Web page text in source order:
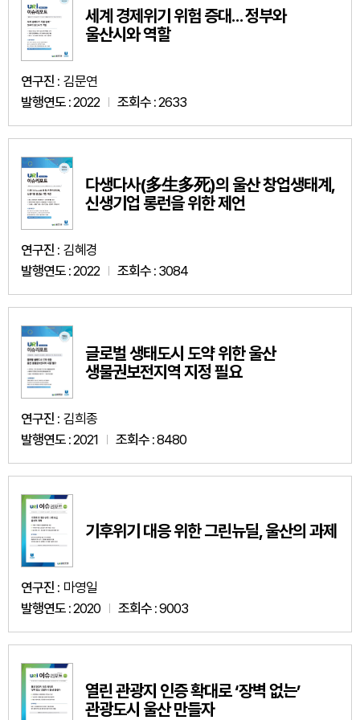
세계 경제위기 위험 증대… 정부와
울산시와 역할
연구진 : 김문연
발행연도 :2022 조회수 :2633
다생다사(多生多死)의 울산 창업생태계,
신생기업 롱런을 위한 제언
연구진 : 김혜경
발행연도 :2022 조회수 : 3084
글로벌 생태도시 도약 위한 울산
생물권보전지역 지정 필요
연구진 : 김희종
발행연도 :2021 조회수 :8480
기후위기 대응 위한 그린뉴딜, 울산의 과제
연구진 : 마영일
발행연도 :2020 조회수 :9003
열린 관광지 인증 확대로 ‘장벽 없는’
관광도시 울산 만들자